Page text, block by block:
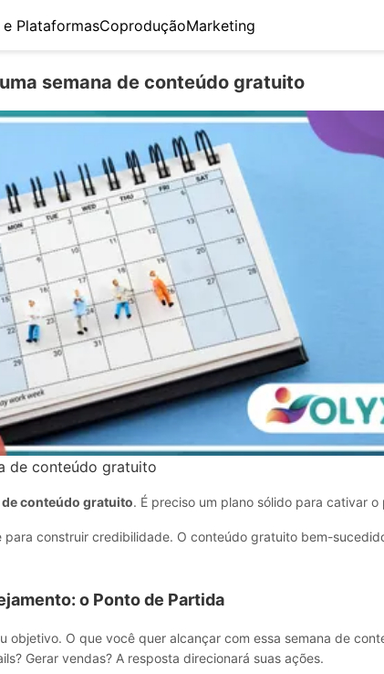
e PlataformasCoproduçãoMarketing
semana de conteúdo gratuito
de conteúdo gratuito
conteúdo gratuito. É preciso um plano sólido para cativar o
para construir credibilidade. O conteúdo gratuito bem-
o Ponto de Partida
objetivo. O que você quer alcançar com essa semana de
Gerar vendas? A resposta direcionará suas ações.